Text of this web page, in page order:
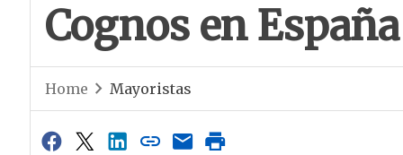
Cognos en España
Home Mayoristas